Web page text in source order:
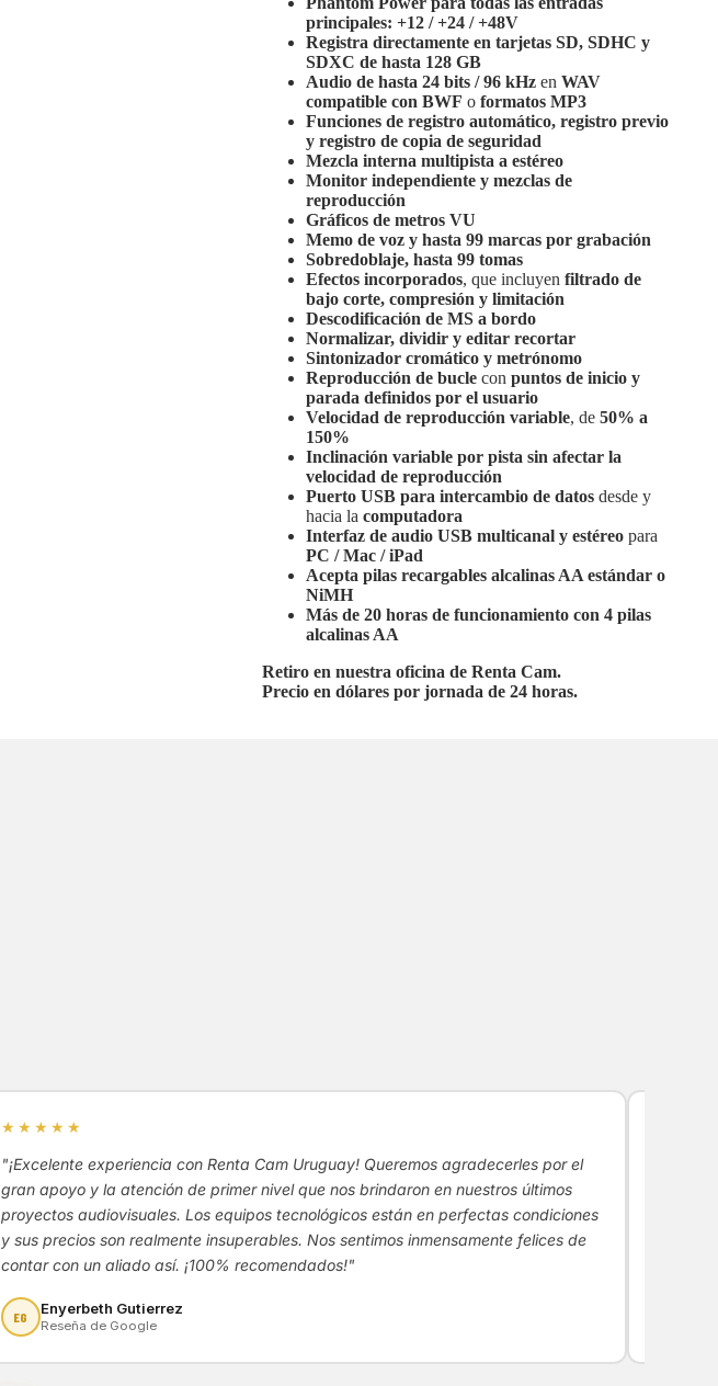
principales: +12 / +24 / +48V
Registra directamente en tarjetas SD, SDHC y
SDXC de hasta 128 GB
Audio de hasta 24 bits / 96 kHz en WAV
compatible con BWF o formatos MP3
Funciones de registro automático, registro previo
y registro de copia de seguridad
Mezcla interna multipista a estéreo
Monitor independiente y mezclas de
reproducción
Gráficos de metros VU
Memo de voz y hasta 99 marcas por grabación
Sobredoblaje, hasta 99 tomas
Efectos incorporados, que incluyen filtrado de
bajo corte, compresión y limitación
Descodificación de MS a bordo
Normalizar, dividir y editar recortar
Sintonizador cromático y metrónomo
Reproducción de bucle con puntos de inicio y
parada definidos por el usuario
Velocidad de reproducción variable, de 50% a
150%
Inclinación variable por pista sin afectar la
velocidad de reproducción
Puerto USB para intercambio de datos desde y
hacia la computadora
Interfaz de audio USB multicanal y estéreo para
PC / Mac / iPad
Acepta pilas recargables alcalinas AA estándar o
NiMH
Más de 20 horas de funcionamiento con 4 pilas
alcalinas AA
Retiro en nuestra oficina de Renta Cam.
Precio en dólares por jornada de 24 horas.
★★★★★
"¡Excelente experiencia con Renta Cam Uruguay! Queremos agradecerles por el
gran apoyo y la atención de primer nivel que nos brindaron en nuestros últimos
proyectos audiovisuales. Los equipos tecnológicos están en perfectas condiciones
y sus precios son realmente insuperables. Nos sentimos inmensamente felices de
contar con un aliado así. ¡100% recomendados!"
EG Enyerbeth Gutierrez
Reseña de Google